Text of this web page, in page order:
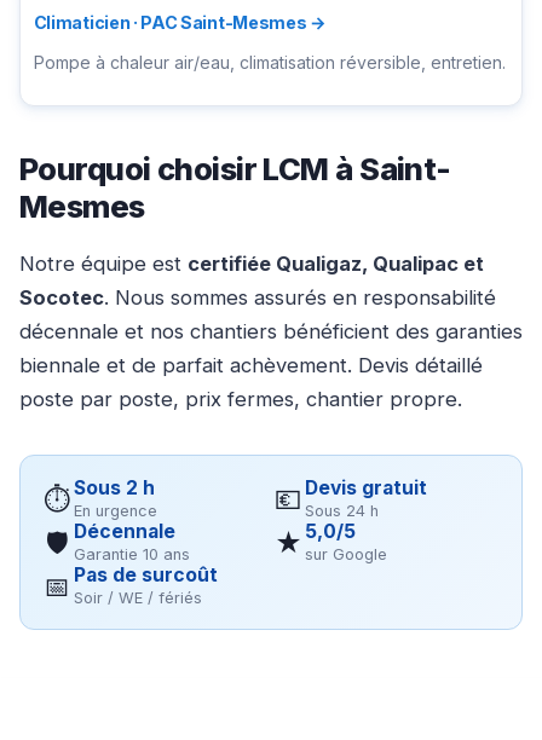
Climaticien · PAC Saint-Mesmes →
Pompe à chaleur air/eau, climatisation réversible, entretien.
Pourquoi choisir LCM à Saint-
Mesmes
Notre équipe est certifiée Qualigaz, Qualipac et
Socotec. Nous sommes assurés en responsabilité
décennale et nos chantiers bénéficient des garanties
biennale et de parfait achèvement. Devis détaillé
poste par poste, prix fermes, chantier propre.
⏱Sous 2 h
En urgence 💶 Devis gratuit
Sous 24 h
🛡 Décennale
Garantie 10 ans ★ 5,0/5
sur Google
📅 Pas de surcoût
Soir / WE / fériés